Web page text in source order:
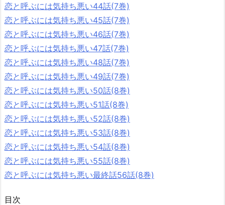
恋と呼ぶには気持ち悪い44話(7巻)
恋と呼ぶには気持ち悪い45話(7巻)
恋と呼ぶには気持ち悪い46話(7巻)
恋と呼ぶには気持ち悪い47話(7巻)
恋と呼ぶには気持ち悪い48話(7巻)
恋と呼ぶには気持ち悪い49話(7巻)
恋と呼ぶには気持ち悪い50話(8巻)
恋と呼ぶには気持ち悪い51話(8巻)
恋と呼ぶには気持ち悪い52話(8巻)
恋と呼ぶには気持ち悪い53話(8巻)
恋と呼ぶには気持ち悪い54話(8巻)
恋と呼ぶには気持ち悪い55話(8巻)
恋と呼ぶには気持ち悪い最終話56話(8巻)
目次